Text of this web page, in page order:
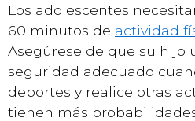
Los adolescentes
60 minutos de actividad
Asegúrese de que su hijo
seguridad adecuado
deportes y realice otras
tienen más